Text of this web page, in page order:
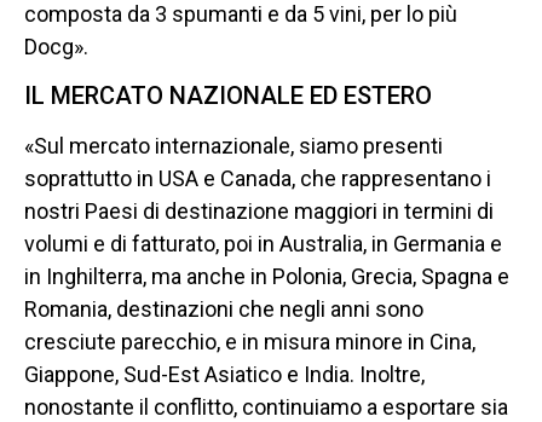
composta da 3 spumanti e da 5 vini, per lo più
Docg».
IL MERCATO NAZIONALE ED ESTERO
«Sul mercato internazionale, siamo presenti
soprattutto in USA e Canada, che rappresentano i
nostri Paesi di destinazione maggiori in termini di
volumi e di fatturato, poi in Australia, in Germania e
in Inghilterra, ma anche in Polonia, Grecia, Spagna e
Romania, destinazioni che negli anni sono
cresciute parecchio, e in misura minore in Cina,
Giappone, Sud-Est Asiatico e India. Inoltre,
nonostante il conflitto, continuiamo a esportare sia